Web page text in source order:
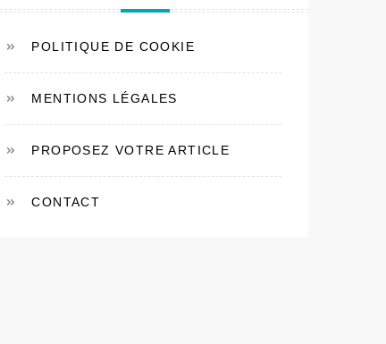
POLITIQUE DE COOKIE
MENTIONS LÉGALES
PROPOSEZ VOTRE ARTICLE
CONTACT